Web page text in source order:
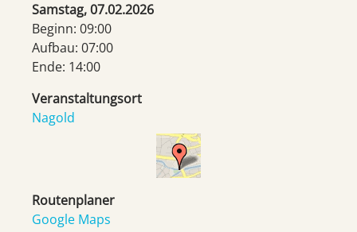
Samstag, 07.02.2026
Beginn: 09:00
Aufbau: 07:00
Ende: 14:00
Veranstaltungsort
Nagold
Routenplaner
Google Maps